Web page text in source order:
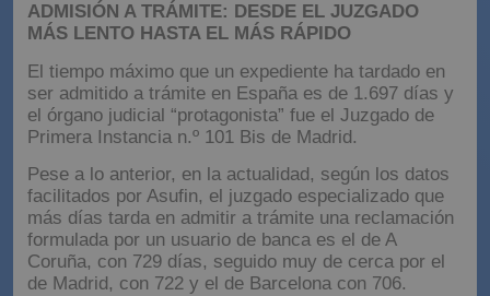
ADMISIÓN A TRÁMITE: DESDE EL JUZGADO
MÁS LENTO HASTA EL MÁS RÁPIDO
El tiempo máximo que un expediente ha tardado en
ser admitido a trámite en España es de 1.697 días y
el órgano judicial “protagonista” fue el Juzgado de
Primera Instancia n.º 101 Bis de Madrid.
Pese a lo anterior, en la actualidad, según los datos
facilitados por Asufin, el juzgado especializado que
más días tarda en admitir a trámite una reclamación
formulada por un usuario de banca es el de A
Coruña, con 729 días, seguido muy de cerca por el
de Madrid, con 722 y el de Barcelona con 706.